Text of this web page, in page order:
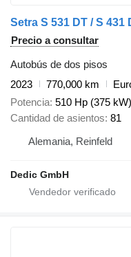
Setra S 531 DT / S
Precio a consultar
Autobús de dos pisos
2023
770,000 km
Potencia 510 Hp (375 kW)
Cantidad de asientos 81
Alemania, Reinfeld
Dedic GmbH